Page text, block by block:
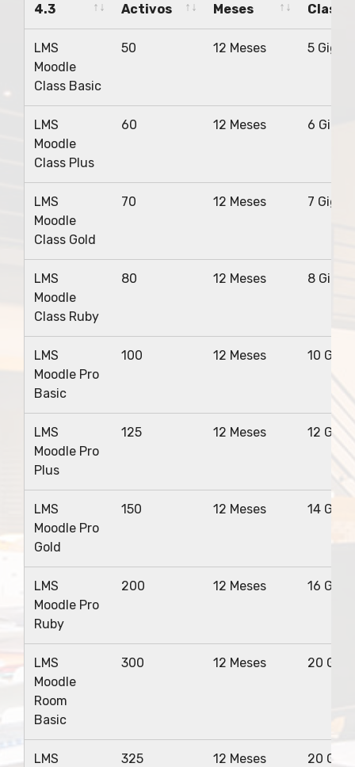
4.3
Activos
Meses
Class
Startup
2024
LMS
Moodle
4.3
Activos
en
SSD
LMS
Moodle
Class Basic
50 12 Meses 5 Gigas
LMS
Moodle
Class Plus
60 12 Meses 6 Gigas
LMS
Moodle
Class Gold
70 12 Meses 7 Gigas
LMS
Moodle
Class Ruby
80 12 Meses 8 Gigas
LMS
Moodle Pro
Basic
100 12 Meses 10
LMS
Moodle Pro
Plus
125 12 Meses 12
LMS
Moodle Pro
Gold
150 12 Meses 14
LMS
Moodle Pro
Ruby
200 12 Meses 16
LMS
Moodle
Room
Basic
300 12 Meses 20
LMS
325 12 Meses 20